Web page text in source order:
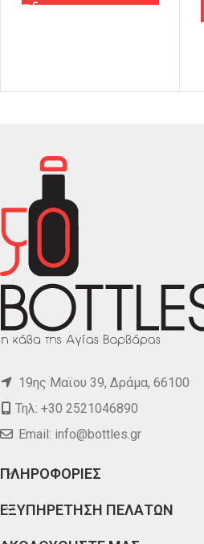
19ης Μαϊου 39, Δράμα, 66100
Τηλ: +30 2521046890
Email: info@bottles.gr
ΠΛΗΡΟΦΟΡΙΕΣ
ΕΞΥΠΗΡΕΤΗΣΗ ΠΕΛΑΤΩΝ